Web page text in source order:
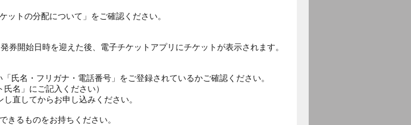
トの分配について」をご確認ください。
開始日時を迎えた後、電子チケットアプリにチケットが表示されます。
氏名・フリガナ・電話番号」をご登録されているかご確認ください。
名」にご記入ください）
し直してからお申し込みください。
るものをお持ちください。